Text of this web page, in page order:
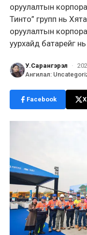
оруулалтын
Тинто” групп нь
оруулалтын
уурхайд батарейг
У.Сарангэрэл ·
Ангилал:
Facebook X